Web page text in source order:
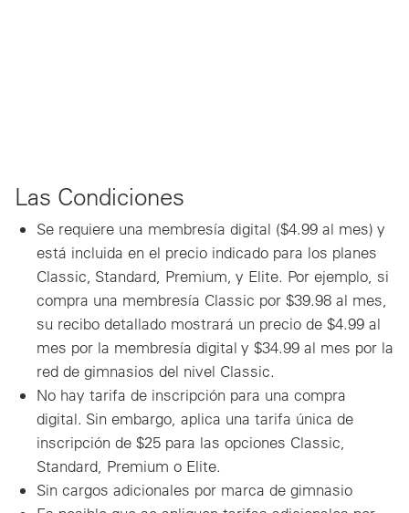
Las Condiciones
Se requiere una membresía digital ($4.99 al mes) y
está incluida en el precio indicado para los planes
Classic, Standard, Premium, y Elite. Por ejemplo, si
compra una membresía Classic por $39.98 al mes,
su recibo detallado mostrará un precio de $4.99 al
mes por la membresía digital y $34.99 al mes por la
red de gimnasios del nivel Classic.
No hay tarifa de inscripción para una compra
digital. Sin embargo, aplica una tarifa única de
inscripción de $25 para las opciones Classic,
Standard, Premium o Elite.
Sin cargos adicionales por marca de gimnasio